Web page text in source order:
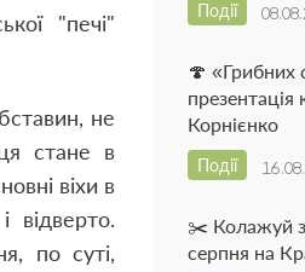
"печі"
не
стане в
віхи в
відверто.
по суті,
Події
🍄 «Грибних
Корнієнко
Події
✂️ Колажуй
серпня на